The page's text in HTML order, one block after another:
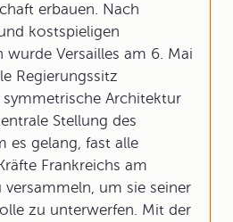
erbauen. Nach
kostspieligen
wurde Versailles am 6. Mai
Regierungssitz
symmetrische Architektur
Stellung des
es gelang, fast alle
Frankreichs am
versammeln, um sie seiner
zu unterwerfen. Mit der